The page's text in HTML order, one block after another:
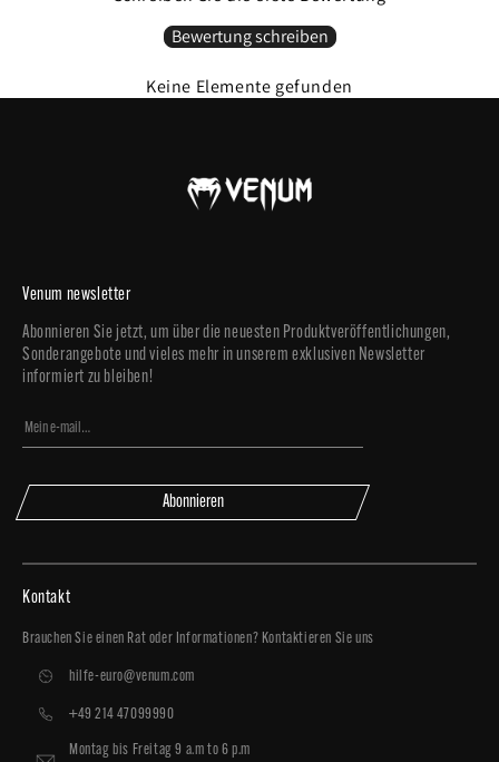
Bewertung schreiben
Keine Elemente gefunden
Venum newsletter
Abonnieren Sie jetzt, um über die neuesten Produktveröffentlichungen,
Sonderangebote und vieles mehr in unserem exklusiven Newsletter
informiert zu bleiben!
Abonnieren
Kontakt
Brauchen Sie einen Rat oder Informationen? Kontaktieren Sie uns
hilfe-euro@venum.com
+49 214 47099990
Montag bis Freitag 9 a.m to 6 p.m